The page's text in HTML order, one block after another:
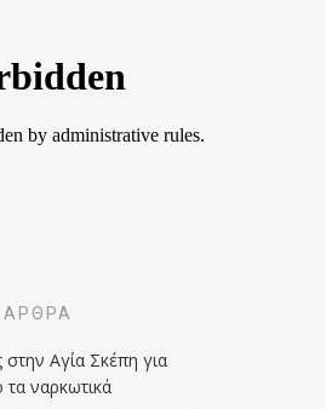
ΆΡΘΡΑ
στην Αγία Σκέπη για
ναρκωτικά